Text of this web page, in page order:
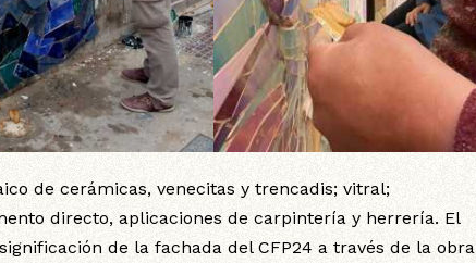
de cerámicas, venecitas y trencadis; vitral;
directo, aplicaciones de carpintería y herrería. El
de la fachada del CFP24 a través de la obra